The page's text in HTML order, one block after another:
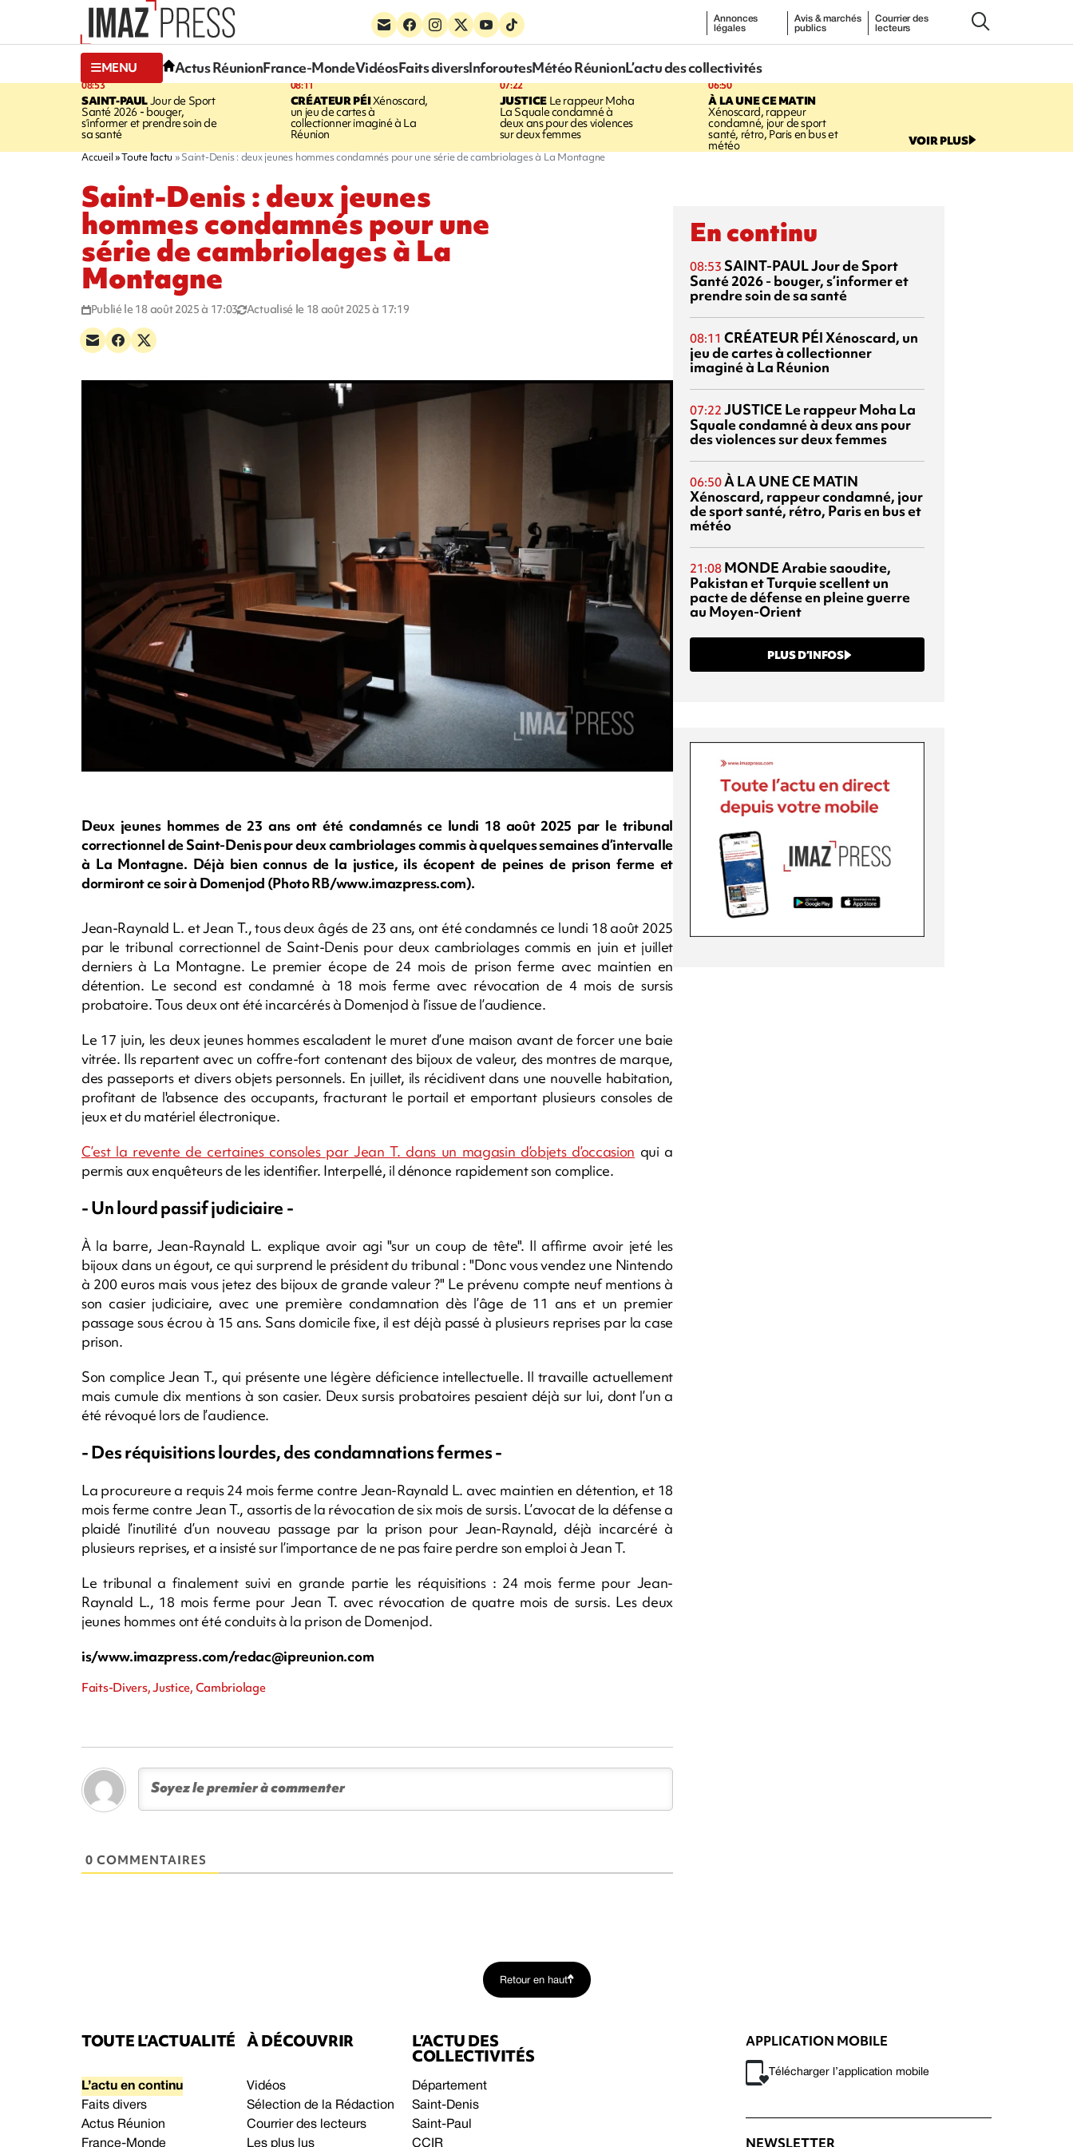
Annonces
légales
Avis & marchés
publics
Courrier des
lecteurs
MENU Actus RéunionFrance-MondeVidéosFaits diversInforoutesMétéo RéunionL’actu des collectivités
08:53
SAINT-PAULJour de Sport
Santé 2026 - bouger,
s’informer et prendre soin de
sa santé
08:11
CRÉATEUR PÉIXénoscard,
un jeu de cartes à
collectionner imaginé à La
Réunion
07:22
JUSTICELe rappeur Moha
La Squale condamné à
deux ans pour des violences
sur deux femmes
06:50
À LA UNE CE MATIN
Xénoscard, rappeur
condamné, jour de sport
santé, rétro, Paris en bus et
météo VOIR PLUS
Accueil Toute l'actu Saint-Denis : deux jeunes hommes condamnés pour une série de cambriolages à La Montagne
Saint-Denis : deux jeunes
hommes condamnés pour une
série de cambriolages à La
Montagne
Publié le 18 août 2025 à 17:03 Actualisé le 18 août 2025 à 17:19
Deux jeunes hommes de 23 ans ont été condamnés ce lundi 18 août 2025 par le tribunal
correctionnel de Saint-Denis pour deux cambriolages commis à quelques semaines d’intervalle
à La Montagne. Déjà bien connus de la justice, ils écopent de peines de prison ferme et
dormiront ce soir à Domenjod (Photo RB/www.imazpress.com).
Jean-Raynald L. et Jean T., tous deux âgés de 23 ans, ont été condamnés ce lundi 18 août 2025
par le tribunal correctionnel de Saint-Denis pour deux cambriolages commis en juin et juillet
derniers à La Montagne. Le premier écope de 24 mois de prison ferme avec maintien en
détention. Le second est condamné à 18 mois ferme avec révocation de 4 mois de sursis
probatoire. Tous deux ont été incarcérés à Domenjod à l’issue de l’audience.
Le 17 juin, les deux jeunes hommes escaladent le muret d’une maison avant de forcer une baie
vitrée. Ils repartent avec un coffre-fort contenant des bijoux de valeur, des montres de marque,
des passeports et divers objets personnels. En juillet, ils récidivent dans une nouvelle habitation,
profitant de l'absence des occupants, fracturant le portail et emportant plusieurs consoles de
jeux et du matériel électronique.
C’est la revente de certaines consoles par Jean T. dans un magasin d’objets d’occasion qui a
permis aux enquêteurs de les identifier. Interpellé, il dénonce rapidement son complice.
- Un lourd passif judiciaire -
À la barre, Jean-Raynald L. explique avoir agi "sur un coup de tête". Il affirme avoir jeté les
bijoux dans un égout, ce qui surprend le président du tribunal : "Donc vous vendez une Nintendo
à 200 euros mais vous jetez des bijoux de grande valeur ?" Le prévenu compte neuf mentions à
son casier judiciaire, avec une première condamnation dès l’âge de 11 ans et un premier
passage sous écrou à 15 ans. Sans domicile fixe, il est déjà passé à plusieurs reprises par la case
prison.
Son complice Jean T., qui présente une légère déficience intellectuelle. Il travaille actuellement
mais cumule dix mentions à son casier. Deux sursis probatoires pesaient déjà sur lui, dont l’un a
été révoqué lors de l’audience.
- Des réquisitions lourdes, des condamnations fermes -
La procureure a requis 24 mois ferme contre Jean-Raynald L. avec maintien en détention, et 18
mois ferme contre Jean T., assortis de la révocation de six mois de sursis. L’avocat de la défense a
plaidé l’inutilité d’un nouveau passage par la prison pour Jean-Raynald, déjà incarcéré à
plusieurs reprises, et a insisté sur l’importance de ne pas faire perdre son emploi à Jean T.
Le tribunal a finalement suivi en grande partie les réquisitions : 24 mois ferme pour Jean-
Raynald L., 18 mois ferme pour Jean T. avec révocation de quatre mois de sursis. Les deux
jeunes hommes ont été conduits à la prison de Domenjod.
is/www.imazpress.com/redac@ipreunion.com
Faits-Divers, Justice, Cambriolage
0 COMMENTAIRES
En continu
08:53 SAINT-PAULJour de Sport
Santé 2026 - bouger, s’informer et
prendre soin de sa santé
08:11 CRÉATEUR PÉIXénoscard, un
jeu de cartes à collectionner
imaginé à La Réunion
07:22 JUSTICE Le rappeur Moha La
Squale condamné à deux ans pour
des violences sur deux femmes
06:50À LA UNE CE MATIN
Xénoscard, rappeur condamné, jour
de sport santé, rétro, Paris en bus et
météo
21:08 MONDEArabie saoudite,
Pakistan et Turquie scellent un
pacte de défense en pleine guerre
au Moyen-Orient
PLUS D’INFOS
Retour en haut
TOUTE L’ACTUALITÉ
L’actu en continu
Faits divers
Actus Réunion
France-Monde
À DÉCOUVRIR
Vidéos
Sélection de la Rédaction
Courrier des lecteurs
Les plus lus
L’ACTU DES
COLLECTIVITÉS
Département
Saint-Denis
Saint-Paul
CCIR
APPLICATION MOBILE
Télécharger l’application mobile
NEWSLETTER